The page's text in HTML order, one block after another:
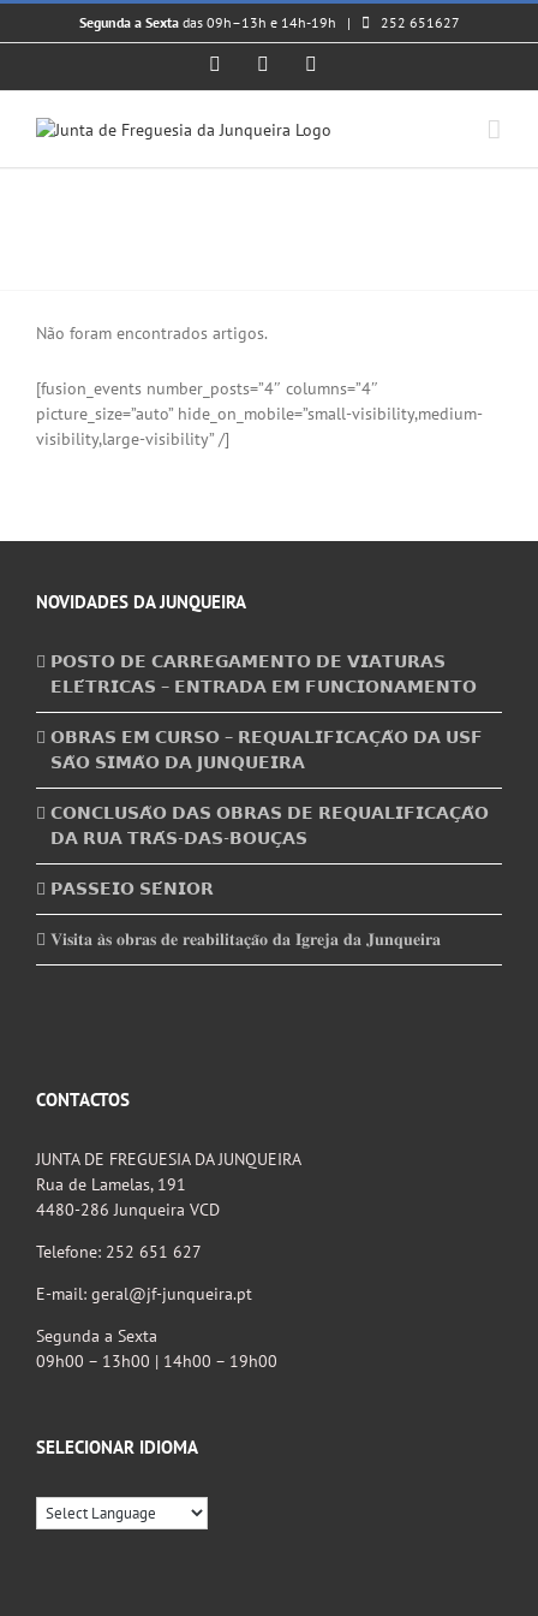
Skip
Segunda a Sextadas 09h–13h e 14h-19h | 252 651627
FacebookInstagram
Não foram encontrados artigos.
[fusion_events number_posts=”4″ columns=”4″
picture_size=”auto” hide_on_mobile=”small-visibility,medium-
visibility,large-visibility” /]
NOVIDADES DA JUNQUEIRA
𝗣𝗢𝗦𝗧𝗢 𝗗𝗘 𝗖𝗔𝗥𝗥𝗘𝗚𝗔𝗠𝗘𝗡𝗧𝗢 𝗗𝗘 𝗩𝗜𝗔𝗧𝗨𝗥𝗔𝗦
𝗘𝗟𝗘́𝗧𝗥𝗜𝗖𝗔𝗦 – 𝗘𝗡𝗧𝗥𝗔𝗗𝗔 𝗘𝗠 𝗙𝗨𝗡𝗖𝗜𝗢𝗡𝗔𝗠𝗘𝗡𝗧𝗢
𝗢𝗕𝗥𝗔𝗦 𝗘𝗠 𝗖𝗨𝗥𝗦𝗢 – 𝗥𝗘𝗤𝗨𝗔𝗟𝗜𝗙𝗜𝗖𝗔𝗖̧𝗔̃𝗢 𝗗𝗔 𝗨𝗦𝗙
𝗦𝗔̃𝗢 𝗦𝗜𝗠𝗔̃𝗢 𝗗𝗔 𝗝𝗨𝗡𝗤𝗨𝗘𝗜𝗥𝗔
𝗖𝗢𝗡𝗖𝗟𝗨𝗦𝗔̃𝗢 𝗗𝗔𝗦 𝗢𝗕𝗥𝗔𝗦 𝗗𝗘 𝗥𝗘𝗤𝗨𝗔𝗟𝗜𝗙𝗜𝗖𝗔𝗖̧𝗔̃𝗢
𝗗𝗔 𝗥𝗨𝗔 𝗧𝗥𝗔́𝗦-𝗗𝗔𝗦-𝗕𝗢𝗨𝗖̧𝗔𝗦
𝗣𝗔𝗦𝗦𝗘𝗜𝗢 𝗦𝗘́𝗡𝗜𝗢𝗥
𝐕𝐢𝐬𝐢𝐭𝐚 𝐚̀𝐬 𝐨𝐛𝐫𝐚𝐬 𝐝𝐞 𝐫𝐞𝐚𝐛𝐢𝐥𝐢𝐭𝐚𝐜̧𝐚̃𝐨 𝐝𝐚 𝐈𝐠𝐫𝐞𝐣𝐚 𝐝𝐚 𝐉𝐮𝐧𝐪𝐮𝐞𝐢𝐫𝐚
CONTACTOS
JUNTA DE FREGUESIA DA JUNQUEIRA
Rua de Lamelas, 191
4480-286 Junqueira VCD
Telefone: 252 651 627
E-mail: geral@jf-junqueira.pt
Segunda a Sexta
09h00 – 13h00 | 14h00 – 19h00
SELECIONAR IDIOMA